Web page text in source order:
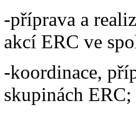
-příprava a
akcí ERC ve
-koordinace,
skupinách ERC;